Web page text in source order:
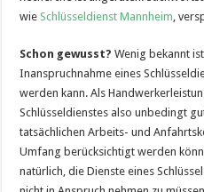
wieSchlüsseldienst Mannheim ,
Schon gewusst? Wenig bekannt
Inanspruchnahme eines
werden kann. Als
Schlüsseldienstes also unbedingt
tatsächlichen Arbeits- und
Umfang berücksichtigt werden
natürlich, die Dienste eines